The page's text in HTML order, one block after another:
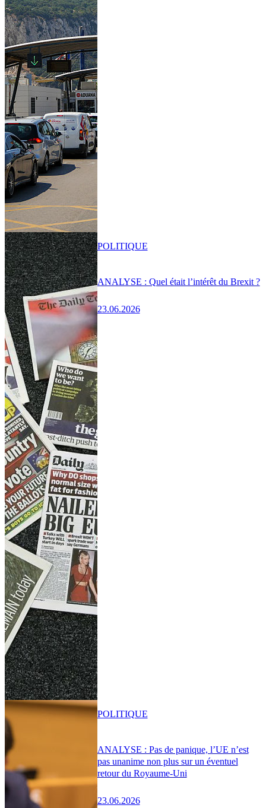
ANALYSE : Quel était l’intérêt du Brexit ?
23.06.2026
POLITIQUE
ANALYSE : Pas de panique, l’UE n’est
pas unanime non plus sur un éventuel
retour du Royaume-Uni
23.06.2026
POLITIQUE